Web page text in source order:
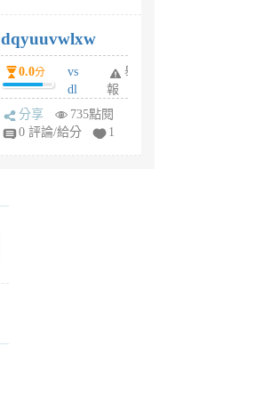
6
個
月
前
dqyuuvwlxw
0.0分
vs
dl
sq
fy
舉
報
分享
735點閱
0 評論/給分
1